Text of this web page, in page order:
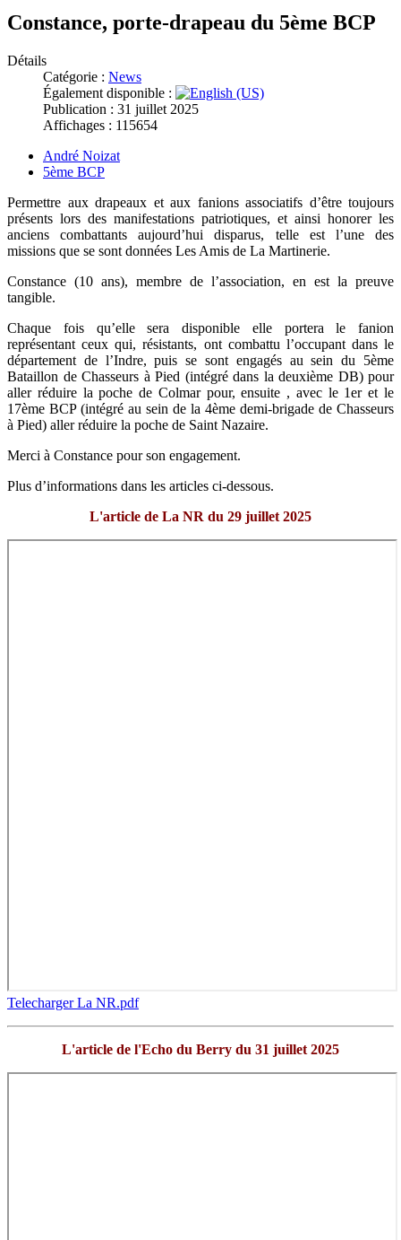
Constance, porte-drapeau du 5ème BCP
Détails
Catégorie : News
Également disponible :
Publication : 31 juillet 2025
Affichages : 115654
André Noizat
5ème BCP
Permettre aux drapeaux et aux fanions associatifs d’être toujours
présents lors des manifestations patriotiques, et ainsi honorer les
anciens combattants aujourd’hui disparus, telle est l’une des
missions que se sont données Les Amis de La Martinerie.
Constance (10 ans), membre de l’association, en est la preuve
tangible.
Chaque fois qu’elle sera disponible elle portera le fanion
représentant ceux qui, résistants, ont combattu l’occupant dans le
département de l’Indre, puis se sont engagés au sein du 5ème
Bataillon de Chasseurs à Pied (intégré dans la deuxième DB) pour
aller réduire la poche de Colmar pour, ensuite , avec le 1er et le
17ème BCP (intégré au sein de la 4ème demi-brigade de Chasseurs
à Pied) aller réduire la poche de Saint Nazaire.
Merci à Constance pour son engagement.
Plus d’informations dans les articles ci-dessous.
L'article de La NR du 29 juillet 2025
Telecharger La NR.pdf
L'article de l'Echo du Berry du 31 juillet 2025